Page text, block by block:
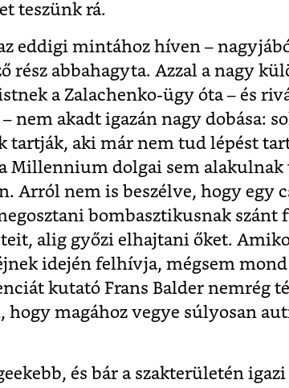
teszünk rá.
eddigi mintához híven –
rész abbahagyta. Azzal a nagy
a Zalachenko-ügy óta – és
nem akadt igazán nagy dobása:
tartják, aki már nem tud lépést
Millennium dolgai sem alakulnak
Arról nem is beszélve, hogy egy
bombasztikusnak szánt
alig győzi elhajtani őket.
idején felhívja, mégsem
kutató Frans Balder nemrég
hogy magához vegye súlyosan
és bár a szakterületén